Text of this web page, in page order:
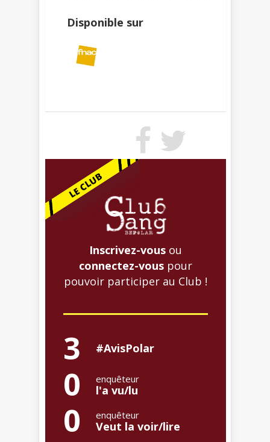
Disponible sur
Inscrivez-vous ou
connectez-vous pour
pouvoir participer au Club !
3 #AvisPolar
0 enquêteur
l'a vu/lu
0 enquêteur
Veut la voir/lire